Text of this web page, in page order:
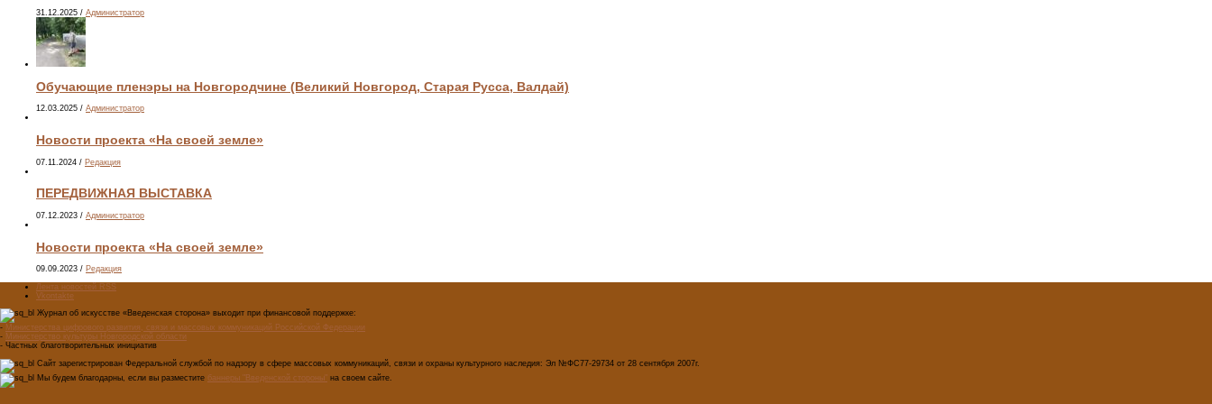
31.12.2025 / Администратор
Обучающие пленэры на Новгородчине (Великий Новгород, Старая Русса, Валдай)
12.03.2025 / Администратор
Новости проекта «На своей земле»
07.11.2024 / Редакция
ПЕРЕДВИЖНАЯ ВЫСТАВКА
07.12.2023 / Администратор
Новости проекта «На своей земле»
09.09.2023 / Редакция
Лента новостей RSS
Vkontakte
Журнал об искусстве «Введенская сторона» выходит при финансовой поддержке:
- Министерства цифрового развития, связи и массовых коммуникаций Российской Федерации
- Министерство культуры Новгородской области
- Частных благотворительных инициатив
Сайт зарегистрирован Федеральной службой по надзору в сфере массовых коммуникаций, связи и охраны культурного наследия: Эл №ФС77-29734 от 28 сентября 2007г.
Мы будем благодарны, если вы разместите баннеры "Введенской стороны" на своем сайте.